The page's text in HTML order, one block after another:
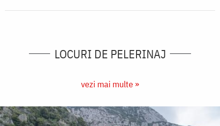
LOCURI DE PELERINAJ
vezi mai multe »